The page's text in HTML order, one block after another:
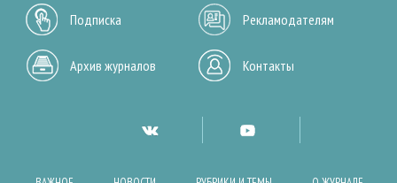
Подписка Рекламодателям
Архив журналов Контакты